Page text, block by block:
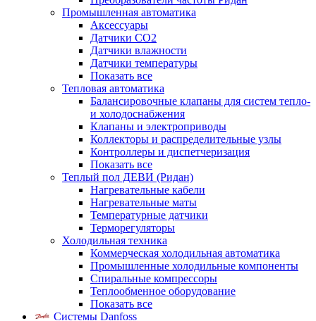
Промышленная автоматика
Аксессуары
Датчики CO2
Датчики влажности
Датчики температуры
Показать все
Тепловая автоматика
Балансировочные клапаны для систем тепло-
и холодоснабжения
Клапаны и электроприводы
Коллекторы и распределительные узлы
Контроллеры и диспетчеризация
Показать все
Теплый пол ДЕВИ (Ридан)
Нагревательные кабели
Нагревательные маты
Температурные датчики
Терморегуляторы
Холодильная техника
Коммерческая холодильная автоматика
Промышленные холодильные компоненты
Спиральные компрессоры
Теплообменное оборудование
Показать все
Системы Danfoss